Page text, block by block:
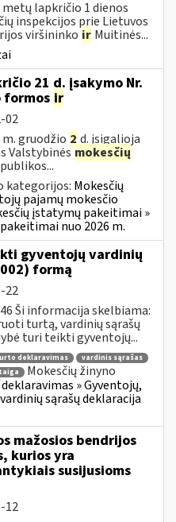
lapkričio 1 dienos
inspekcijos prie Lietuvos
viršininko ir Muitinės...
21 d. įsakymo Nr.
formos ir
02
gruodžio 2 d. įsigalioja
Valstybinėsmokesčių
kategorijos: Mokesčių
pajamų mokesčio
įstatymų pakeitimai »
nuo 2026 m.
gyventojų vardinių
formą
22
Ši informacija skelbiama:
turtą, vardinių sąrašų
turi teikti gyventojų...
deklaravimas
vardinis sąrašas
Mokesčių žinyno
» Gyventojų,
sąrašų deklaracija
mažosios bendrijos
kurios yra
susijusioms
12